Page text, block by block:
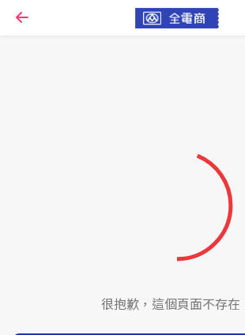
很抱歉，這個頁面不存在